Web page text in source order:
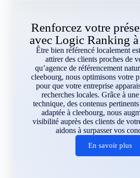
Renforcez votre
avec Logic Ranking
Être bien référencé localement
attirer des clients proches de
qu’agence de référencement
cleebourg, nous optimisons votre
pour que votre entreprise
recherches locales. Grâce à
technique, des contenus
adaptée à cleebourg, nous
visibilité auprès des clients de
aidons à surpasser vos
En savoir plus